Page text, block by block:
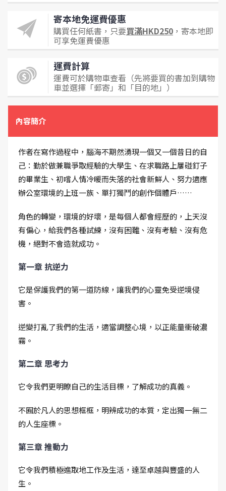
寄本地免運費優惠
購買任何紙書，只要買滿HKD250 ，寄本地即
可享免運費優惠
運費計算
運費可於購物車查看（先將要買的書加到購物
車並選擇「郵寄」和「目的地」）
內容簡介
作者在寫作過程中，腦海不期然湧現一個又一個昔日的自
己：勤於做兼職爭取經驗的大學生、在求職路上屢碰釘子
的畢業生、初嚐人情冷暖而失落的社會新鮮人、努力適應
辦公室環境的上班一族、單打獨鬥的創作個體戶……
角色的轉變，環境的好壞，是每個人都會經歷的，上天沒
有偏心，給我們各種試練，沒有困難、沒有考驗、沒有危
機，絕對不會造就成功。
第一章 抗逆力
它是保護我們的第一道防線，讓我們的心靈免受逆境侵
害。
逆變打亂了我們的生活，適當調整心境，以正能量衝破濃
霧。
第二章 思考力
它令我們更明瞭自己的生活目標，了解成功的真義。
不囿於凡人的思想框框，明辨成功的本質，定出獨一無二
的人生座標。
第三章 推動力
它令我們積極進取地工作及生活，達至卓越與豐盛的人
生。